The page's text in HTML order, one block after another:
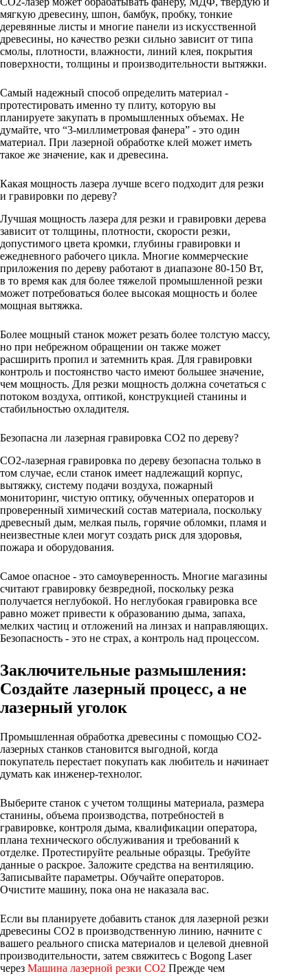
мягкую древесину, шпон, бамбук, пробку, тонкие
деревянные листы и многие панели из искусственной
древесины, но качество резки сильно зависит от типа
смолы, плотности, влажности, линий клея, покрытия
поверхности, толщины и производительности вытяжки.
Самый надежный способ определить материал -
протестировать именно ту плиту, которую вы
планируете закупать в промышленных объемах. Не
думайте, что “3-миллиметровая фанера” - это один
материал. При лазерной обработке клей может иметь
такое же значение, как и древесина.
Какая мощность лазера лучше всего подходит для резки
и гравировки по дереву?
Лучшая мощность лазера для резки и гравировки дерева
зависит от толщины, плотности, скорости резки,
допустимого цвета кромки, глубины гравировки и
ежедневного рабочего цикла. Многие коммерческие
приложения по дереву работают в диапазоне 80-150 Вт,
в то время как для более тяжелой промышленной резки
может потребоваться более высокая мощность и более
мощная вытяжка.
Более мощный станок может резать более толстую массу,
но при небрежном обращении он также может
расширить пропил и затемнить края. Для гравировки
контроль и постоянство часто имеют большее значение,
чем мощность. Для резки мощность должна сочетаться с
потоком воздуха, оптикой, конструкцией станины и
стабильностью охладителя.
Безопасна ли лазерная гравировка CO2 по дереву?
CO2-лазерная гравировка по дереву безопасна только в
том случае, если станок имеет надлежащий корпус,
вытяжку, систему подачи воздуха, пожарный
мониторинг, чистую оптику, обученных операторов и
проверенный химический состав материала, поскольку
древесный дым, мелкая пыль, горячие обломки, пламя и
неизвестные клеи могут создать риск для здоровья,
пожара и оборудования.
Самое опасное - это самоуверенность. Многие магазины
считают гравировку безвредной, поскольку резка
получается неглубокой. Но неглубокая гравировка все
равно может привести к образованию дыма, запаха,
мелких частиц и отложений на линзах и направляющих.
Безопасность - это не страх, а контроль над процессом.
Заключительные размышления:
Создайте лазерный процесс, а не
лазерный уголок
Промышленная обработка древесины с помощью CO2-
лазерных станков становится выгодной, когда
покупатель перестает покупать как любитель и начинает
думать как инженер-технолог.
Выберите станок с учетом толщины материала, размера
станины, объема производства, потребностей в
гравировке, контроля дыма, квалификации оператора,
плана технического обслуживания и требований к
отделке. Протестируйте реальные образцы. Требуйте
данные о раскрое. Заложите средства на вентиляцию.
Записывайте параметры. Обучайте операторов.
Очистите машину, пока она не наказала вас.
Если вы планируете добавить станок для лазерной резки
древесины CO2 в производственную линию, начните с
вашего реального списка материалов и целевой дневной
производительности, затем свяжитесь с Bogong Laser
через Машина лазерной резки CO2 Прежде чем